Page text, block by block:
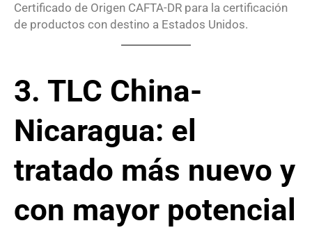
Certificado de Origen CAFTA-DR para la certificación
de productos con destino a Estados Unidos.
3. TLC China-
Nicaragua: el
tratado más nuevo y
con mayor potencial